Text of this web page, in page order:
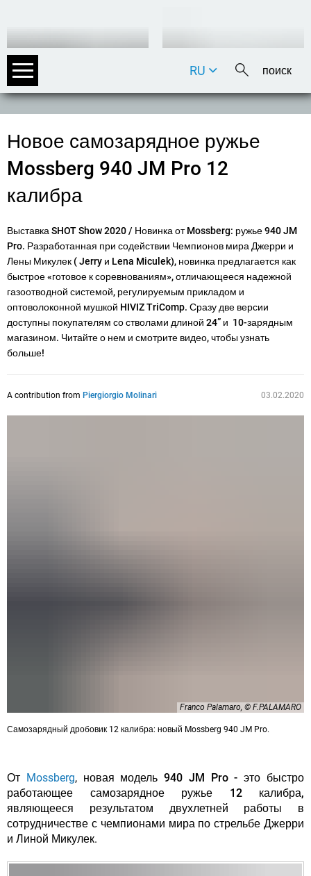
DE
IT
RU
Новое самозарядное ружье
Mossberg 940 JM Pro 12
калибра
Выставка SHOT Show 2020 / Новинка от Mossberg: ружье 940 JM
Pro. Разработанная при содействии Чемпионов мира Джерри и
Лены Микулек (Jerry и Lena Miculek), новинка предлагается как
быстрое «готовое к соревнованиям», отличающееся надежной
газоотводной системой, регулируемым прикладом и
оптоволоконной мушкой HIVIZ TriComp. Сразу две версии
доступны покупателям со стволами длиной 24” и 10-зарядным
магазином. Читайте о нем и смотрите видео, чтобы узнать
больше!
A contribution from Piergiorgio Molinari 03.02.2020
Franco Palamaro, © F.PALAMARO
Самозарядный дробовик 12 калибра: новый Mossberg 940 JM Pro.
От Mossberg, новая модель 940 JM Pro - это быстро
работающее самозарядное ружье 12 калибра,
являющееся результатом двухлетней работы в
сотрудничестве с чемпионами мира по стрельбе Джерри
и Линой Микулек.